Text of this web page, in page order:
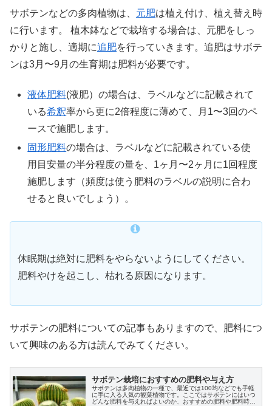
サボテンなどの多肉植物は、 元肥は植え付け、植え替え時
に行います。 植木鉢などで栽培する場合は、元肥をしっ
かりと施し、適期に追肥を行っていきます。追肥はサボテ
ンは3月〜9月の生育期は肥料が必要です。
液体肥料(液肥）の場合は、ラベルなどに記載されて
いる希釈率から更に2倍程度に薄めて、月1〜3回のペ
ースで施肥します。
固形肥料の場合は、ラベルなどに記載されている使
用目安量の半分程度の量を、1ヶ月〜2ヶ月に1回程度
施肥します（頻度は使う肥料のラベルの説明に合わ
せると良いでしょう）。
休眠期は絶対に肥料をやらないようにしてください。
肥料やけを起こし、枯れる原因になります。
サボテンの肥料についての記事もありますので、肥料につ
いて興味のある方は読んでみてください。
サボテン栽培におすすめの肥料や与え方
サボテンは多肉植物の一種で、最近では100均などでも手軽
に手に入る人気の観葉植物です。ここではサボテンにはいつ
どんな肥料を与えればよいのか、おすすめの肥料や肥料時